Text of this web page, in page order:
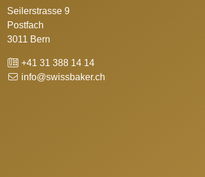
Seilerstrasse 9
Postfach
3011 Bern
+41 31 388 14 14
info@swissbaker.ch